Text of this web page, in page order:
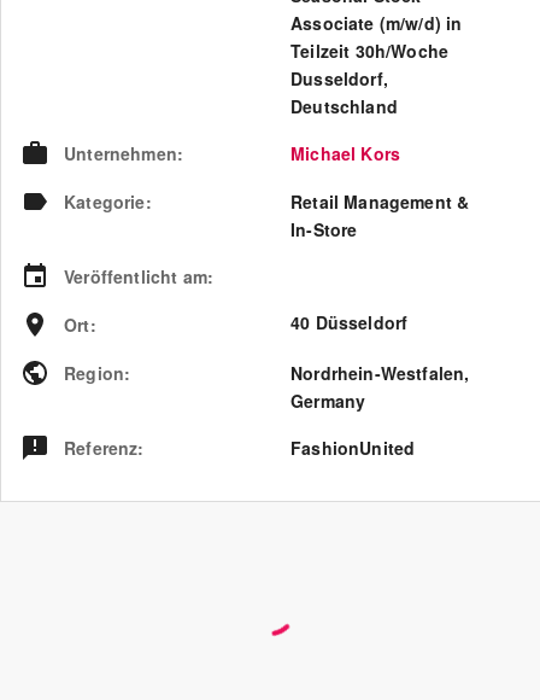
Associate (m/w/d) in
Teilzeit 30h/Woche
Dusseldorf,
Deutschland
Unternehmen:
Michael Kors
Kategorie:
Retail Management &
In-Store
Veröffentlicht am:
Ort: 40 Düsseldorf
Region: Nordrhein-Westfalen,
Germany
Referenz: FashionUnited